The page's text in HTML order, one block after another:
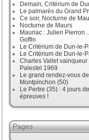
Demain, Critérium de
Le palmarès du Grand
Ce soir, Nocturne de
Nocturne de Maurs
Mauriac : Julien Pierron
Goffin
Le Critérium de Dun-le-
Le Critérium de Dun-le-
Charles Vallet
Palestel 1969
Le grand rendez-vous
Montpinchon (50)
Le Pertre (35) : 4 jours
épreuves !
Pages